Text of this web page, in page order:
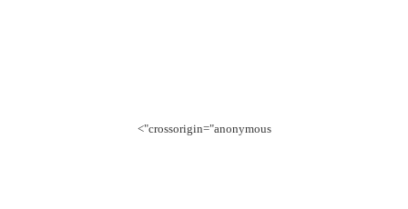
crossorigin="anonymous">